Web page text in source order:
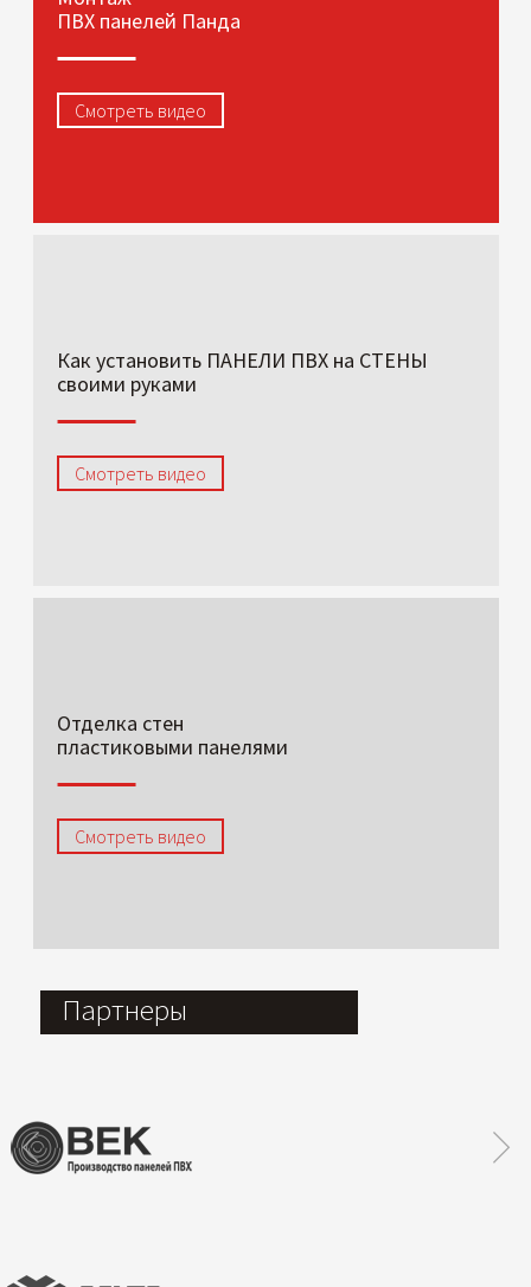
ПВХ панелей Панда
Смотреть видео
Как установить ПАНЕЛИ ПВХ на СТЕНЫ
своими руками
Смотреть видео
Отделка стен
пластиковыми панелями
Смотреть видео
Партнеры